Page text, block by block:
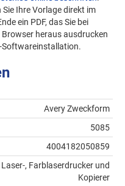
Ihre Vorlage direkt im
ein PDF, das Sie bei
heraus ausdrucken
Softwareinstallation.
Avery Zweckform
5085
4004182050859
, Farblaserdrucker und
Kopierer